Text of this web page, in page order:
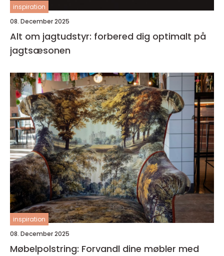
inspiration
08. December 2025
Alt om jagtudstyr: forbered dig optimalt på
jagtsæsonen
inspiration
08. December 2025
Møbelpolstring: Forvandl dine møbler med